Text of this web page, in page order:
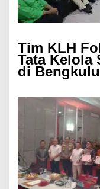
Tim KLH
Tata Kelola
di